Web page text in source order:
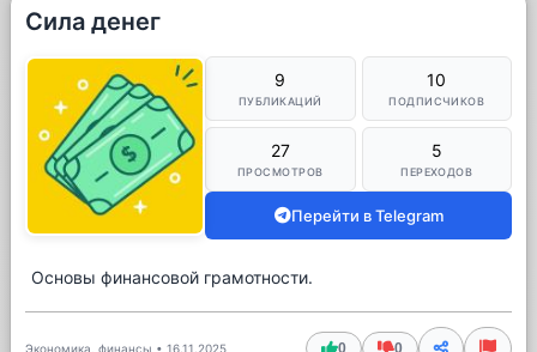
Сила денег
9
ПУБЛИКАЦИЙ
10
ПОДПИСЧИКОВ
27
ПРОСМОТРОВ
5
ПЕРЕХОДОВ
Перейти в Telegram
Основы финансовой грамотности.
Экономика, финансы • 16.11.2025 0 0